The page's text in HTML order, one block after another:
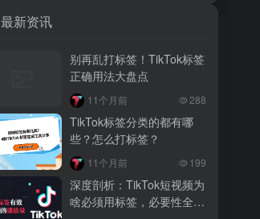
3 月前
者接受 AI 代下单
TikTok Shop 爱尔兰全面开放入驻 本土
品牌可零门槛开店
3 月前
音乐节降噪耳塞风靡欧美 DTC 品牌单日
营收突破 200 万元
最新资讯
别再乱打标签！TikTok标签
正确用法大盘点
11个月前 288
TikTok标签分类的都有哪
些？怎么打标签？
11个月前 199
深度剖析：TikTok短视频为
啥必须用标签，必要性全解